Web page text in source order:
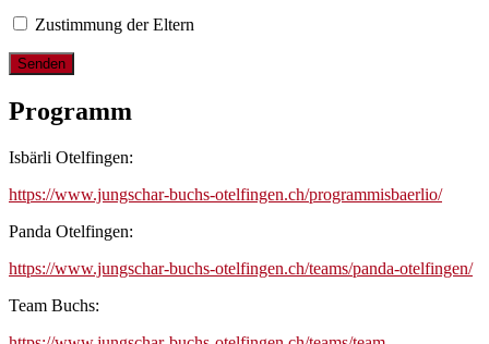
Zustimmung der Eltern
Programm
Isbärli Otelfingen:
https://www.jungschar-buchs-otelfingen.ch/programmisbaerlio/
Panda Otelfingen:
https://www.jungschar-buchs-otelfingen.ch/teams/panda-otelfingen/
Team Buchs: